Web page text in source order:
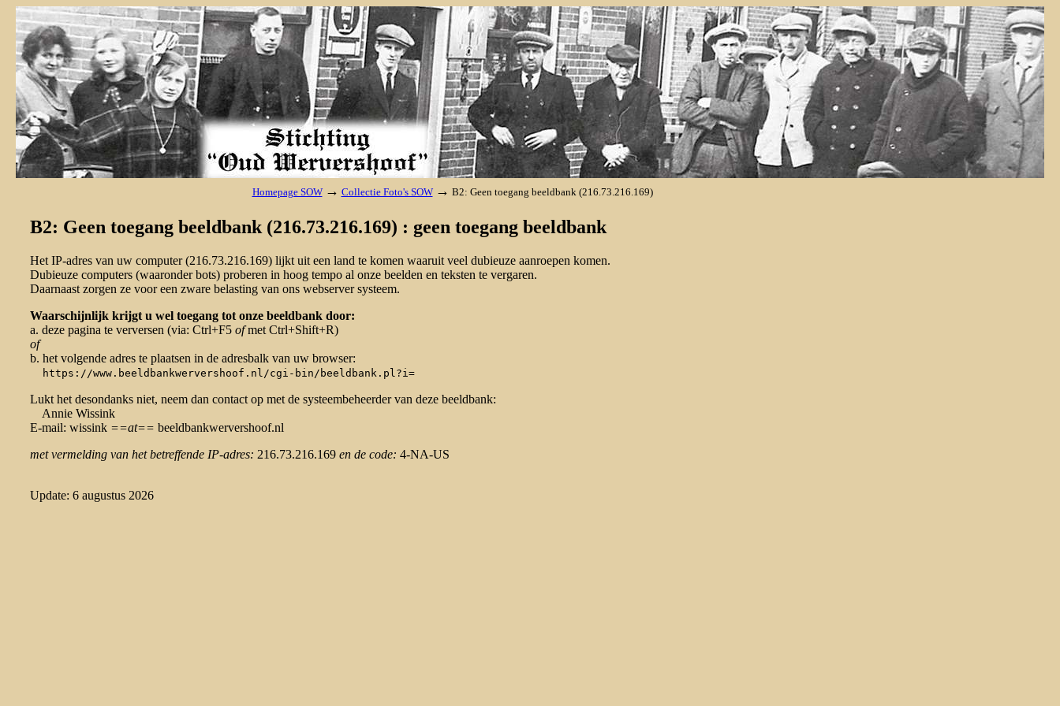
Homepage SOW → Collectie Foto's SOW → B2: Geen toegang beeldbank (216.73.216.169)
B2: Geen toegang beeldbank (216.73.216.169) : geen toegang beeldbank
Het IP-adres van uw computer (216.73.216.169) lijkt uit een land te komen waaruit veel dubieuze aanroepen komen.
Dubieuze computers (waaronder bots) proberen in hoog tempo al onze beelden en teksten te vergaren.
Daarnaast zorgen ze voor een zware belasting van ons webserver systeem.
Waarschijnlijk krijgt u wel toegang tot onze beeldbank door:
a. deze pagina te verversen (via: Ctrl+F5 ofmet Ctrl+Shift+R)
of
b. het volgende adres te plaatsen in de adresbalk van uw browser:
https://www.beeldbankwervershoof.nl/cgi-bin/beeldbank.pl?i=
Lukt het desondanks niet, neem dan contact op met de systeembeheerder van deze beeldbank:
Annie Wissink
E-mail: wissink ==at== beeldbankwervershoof.nl
met vermelding van het betreffende IP-adres: 216.73.216.169 en de code: 4-NA-US
Update: 6 augustus 2026